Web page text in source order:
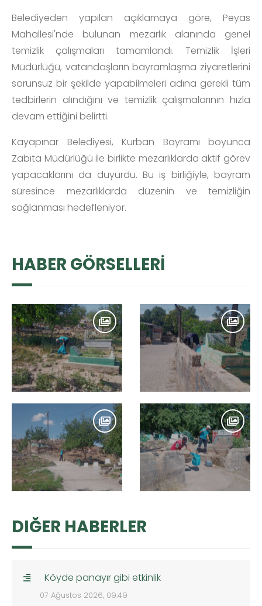
Belediyeden yapılan açıklamaya göre, Peyas
Mahallesi'nde bulunan mezarlık alanında genel
temizlik çalışmaları tamamlandı. Temizlik İşleri
Müdürlüğü, vatandaşların bayramlaşma ziyaretlerini
sorunsuz bir şekilde yapabilmeleri adına gerekli tüm
tedbirlerin alındığını ve temizlik çalışmalarının hızla
devam ettiğini belirtti.
Kayapınar Belediyesi, Kurban Bayramı boyunca
Zabıta Müdürlüğü ile birlikte mezarlıklarda aktif görev
yapacaklarını da duyurdu. Bu iş birliğiyle, bayram
süresince mezarlıklarda düzenin ve temizliğin
sağlanması hedefleniyor.
HABER GÖRSELLERİ
DIĞER HABERLER
Köyde panayır gibi etkinlik
07 Ağustos 2026, 09:49